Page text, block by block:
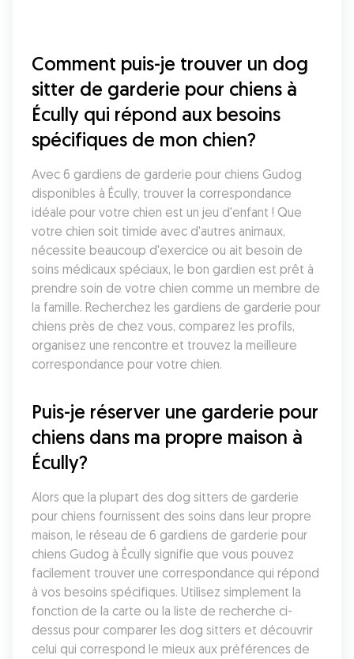
Comment puis-je trouver un dog
sitter de garderie pour chiens à
Écully qui répond aux besoins
spécifiques de mon chien?
Avec 6 gardiens de garderie pour chiens Gudog
disponibles à Écully, trouver la correspondance
idéale pour votre chien est un jeu d'enfant ! Que
votre chien soit timide avec d'autres animaux,
nécessite beaucoup d'exercice ou ait besoin de
soins médicaux spéciaux, le bon gardien est prêt à
prendre soin de votre chien comme un membre de
la famille. Recherchez les gardiens de garderie pour
chiens près de chez vous, comparez les profils,
organisez une rencontre et trouvez la meilleure
correspondance pour votre chien.
Puis-je réserver une garderie pour
chiens dans ma propre maison à
Écully?
Alors que la plupart des dog sitters de garderie
pour chiens fournissent des soins dans leur propre
maison, le réseau de 6 gardiens de garderie pour
chiens Gudog à Écully signifie que vous pouvez
facilement trouver une correspondance qui répond
à vos besoins spécifiques. Utilisez simplement la
fonction de la carte ou la liste de recherche ci-
dessus pour comparer les dog sitters et découvrir
celui qui correspond le mieux aux préférences de